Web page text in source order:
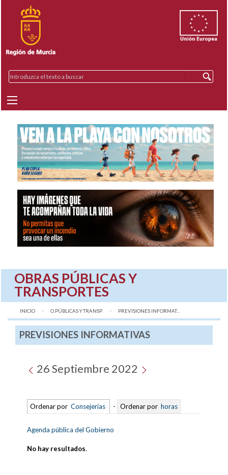
OBRAS PÚBLICAS Y
TRANSPORTES
INICIO O.PÚBLICAS Y TRANSP. AQUÍ:
PREVISIONES INFORMAT...
PREVISIONES INFORMATIVAS
26 Septiembre 2022
Ordenar por Consejerías - Ordenar por horas
Agenda pública del Gobierno
No hay resultados.